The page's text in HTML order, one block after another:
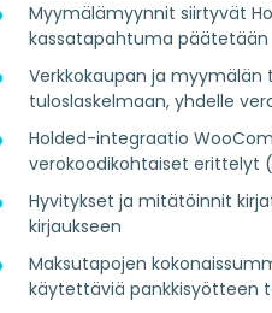
Myymälämyynnit siirtyvät
kassatapahtuma päätetään
Verkkokaupan ja
tuloslaskelmaan, yhdelle
Holded-integraatio
verokoodikohtaiset erittelyt
Hyvitykset ja mitätöinnit
kirjaukseen
Maksutapojen
käytettäviä pankkisyötteen